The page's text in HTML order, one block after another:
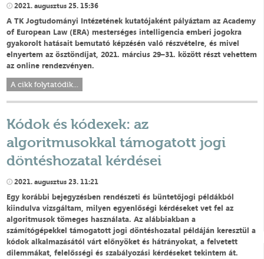
2021. augusztus 25. 15:36
A TK Jogtudományi Intézetének kutatójaként pályáztam az Academy
of European Law (ERA) mesterséges intelligencia emberi jogokra
gyakorolt hatásait bemutató képzésén való részvételre, és mivel
elnyertem az ösztöndíjat, 2021. március 29–31. között részt vehettem
az online rendezvényen.
A cikk folytatódik...
Kódok és kódexek: az
algoritmusokkal támogatott jogi
döntéshozatal kérdései
2021. augusztus 23. 11:21
Egy korábbi bejegyzésben rendészeti és büntetőjogi példákból
kiindulva vizsgáltam, milyen egyenlőségi kérdéseket vet fel az
algoritmusok tömeges használata. Az alábbiakban a
számítógépekkel támogatott jogi döntéshozatal példáján keresztül a
kódok alkalmazásától várt előnyöket és hátrányokat, a felvetett
dilemmákat, felelősségi és szabályozási kérdéseket tekintem át.